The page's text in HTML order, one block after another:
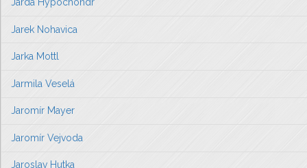
Jarek Nohavica
Jarka Mottl
Jarmila Veselá
Jaromír Mayer
Jaromír Vejvoda
Jaroslav Hutka